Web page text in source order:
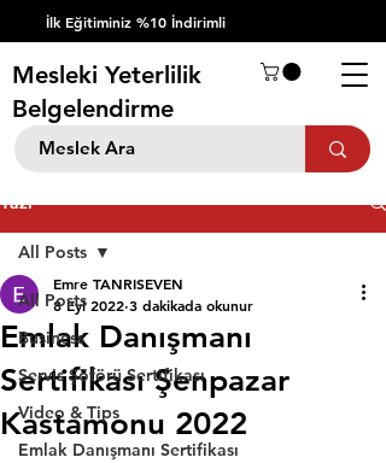
İlk Eğitiminiz %10 İndirimli
Mesleki Yeterlilik
Belgelendirme
Yazı
All Posts
Business
Servis Şöförü Sertifikası
Video & Tips
Emlak Danışmanı Sertifikası
All Posts
Emlak Danışmanı
Sertifikası Şenpazar
Kastamonu 2022
Emre TANRISEVEN
8 Eyl 2022 3 dakikada okunur